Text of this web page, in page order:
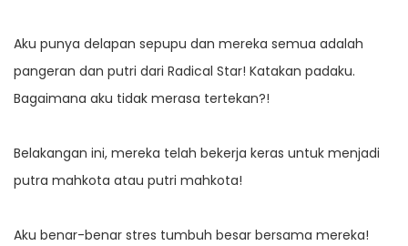
Aku punya delapan sepupu dan mereka semua adalah
pangeran dan putri dari Radical Star! Katakan padaku.
Bagaimana aku tidak merasa tertekan?!
Belakangan ini, mereka telah bekerja keras untuk menjadi
putra mahkota atau putri mahkota!
Aku benar-benar stres tumbuh besar bersama mereka!